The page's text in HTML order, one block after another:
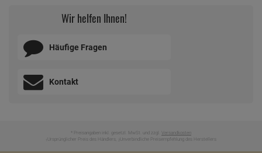
Wir helfen Ihnen!
Häufige Fragen
Kontakt
* Preisangaben inkl. gesetzl. MwSt. und zzgl. Versandkosten
Ursprünglicher Preis des Händlers, Unverbindliche Preisempfehlung des Herstellers